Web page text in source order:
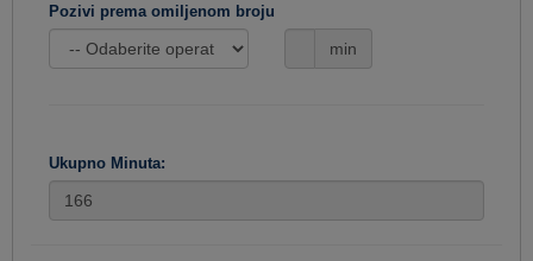
Pozivi prema omiljenom broju
min
Ukupno Minuta: